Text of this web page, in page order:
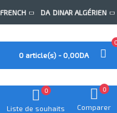
FRENCH DA DINAR ALGÉRIEN
0 article(s) - 0,00DA
Liste de souhaits
0
Comparer
0